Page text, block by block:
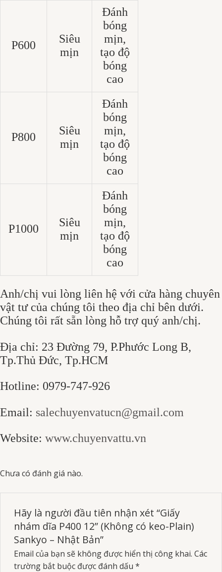
P600
Siêu
mịn
Đánh
bóng
mịn,
tạo độ
bóng
cao
P800
Siêu
mịn
Đánh
bóng
mịn,
tạo độ
bóng
cao
P1000
Siêu
mịn
Đánh
bóng
mịn,
tạo độ
bóng
cao
Anh/chị vui lòng liên hệ với cửa hàng chuyên
vật tư của chúng tôi theo địa chỉ bên dưới.
Chúng tôi rất sẵn lòng hỗ trợ quý anh/chị.
Địa chỉ: 23 Đường 79, P.Phước Long B,
Tp.Thủ Đức, Tp.HCM
Hotline: 0979-747-926
Email: salechuyenvatucn@gmail.com
Website: www.chuyenvattu.vn
Chưa có đánh giá nào.
Hãy là người đầu tiên nhận xét “Giấy
nhám dĩa P400 12” (Không có keo-Plain)
Sankyo – Nhật Bản”
Email của bạn sẽ không được hiển thị công khai. Các
trường bắt buộc được đánh dấu *